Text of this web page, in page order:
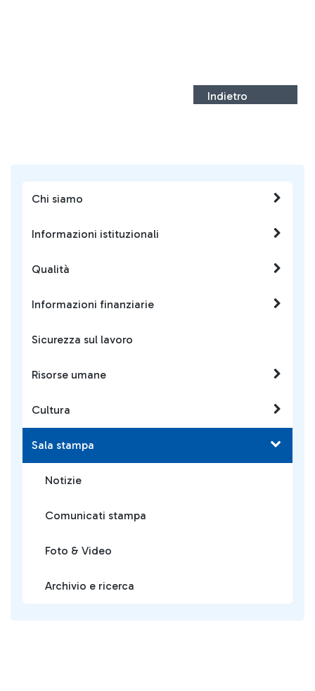
Chi siamo
Informazioni istituzionali
Qualità
Informazioni finanziarie
Sicurezza sul lavoro
Risorse umane
Cultura
Sala stampa
Notizie
Comunicati stampa
Foto & Video
Archivio e ricerca
Indietro